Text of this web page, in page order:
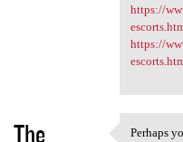
https://
https://
The
Perhaps